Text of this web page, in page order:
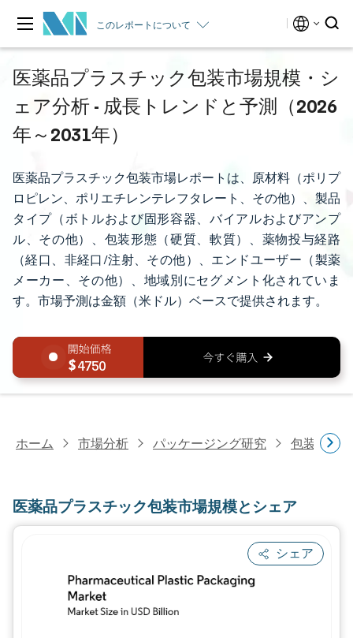
このレポートについて
医薬品プラスチック包装市場規模・シ
ェア分析 - 成長トレンドと予測（2026
年～2031年）
医薬品プラスチック包装市場レポートは、原材料（ポリプ
ロピレン、ポリエチレンテレフタレート、その他）、製品
タイプ（ボトルおよび固形容器、バイアルおよびアンプ
ル、その他）、包装形態（硬質、軟質）、薬物投与経路
（経口、非経口/注射、その他）、エンドユーザー（製薬
メーカー、その他）、地域別にセグメント化されていま
す。市場予測は金額（米ドル）ベースで提供されます。
4750
ホーム 市場分析 パッケージング研究 包装材料
医薬品プラスチック包装市場規模とシェア
シェア